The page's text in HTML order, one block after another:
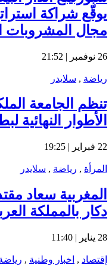
يوقّع شراكة
مجال المشروبات
26 نوفمبر | 21:52
رياضة , سلايدر
تنظم الجامعة
الأطوار النهائية
22 فبراير | 19:25
المرأة , رياضة , سلايدر
المغربية سعاد
دكار بالمملكة
28 يناير | 11:40
إقتصاد , اخبار وطنية ,